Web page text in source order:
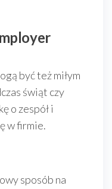
być też miłym
świąt czy
o zespół i
w firmie.
sposób na